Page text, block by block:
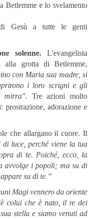
Betlemme e lo svelamento
Gesù a tutte le genti
solenne. L'evangelista
grotta di Betlemme,
con Maria sua madre, si
i loro scrigni e gli
mirra". Tre azioni molto
adorazione e
che allargano il cuore. Il
di luce, perché viene la tua
di te. Poiché, ecco, la
avvolge i popoli; ma su di
su di te.”
Magi vennero da oriente
colui che è nato, il re dei
stella e siamo venuti ad